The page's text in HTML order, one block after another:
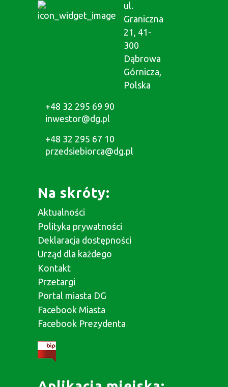
ul.
Graniczna
21, 41-
300
Dąbrowa
Górnicza,
Polska
+48 32 295 69 90
inwestor@dg.pl
+48 32 295 67 10
przedsiebiorca@dg.pl
Na skróty:
Aktualności
Polityka prywatności
Deklaracja dostępności
Urząd dla każdego
Kontakt
Przetargi
Portal miasta DG
Facebook Miasta
Facebook Prezydenta